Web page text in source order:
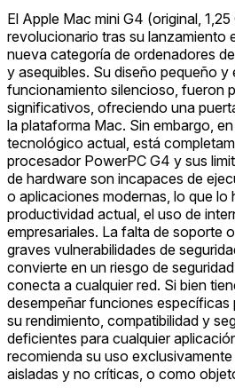
El Apple Mac mini G4 (original,
revolucionario tras su lanzamiento
nueva categoría de ordenadores
y asequibles. Su diseño pequeño
funcionamiento silencioso, fueron
significativos, ofreciendo una
la plataforma Mac. Sin embargo,
tecnológico actual, está
procesador PowerPC G4 y sus
de hardware son incapaces de
o aplicaciones modernas, lo que lo
productividad actual, el uso de
empresariales. La falta de soporte
graves vulnerabilidades de
convierte en un riesgo de
conecta a cualquier red. Si bien
desempeñar funciones específicas
su rendimiento, compatibilidad y
deficientes para cualquier
recomienda su uso
aisladas y no críticas, o como